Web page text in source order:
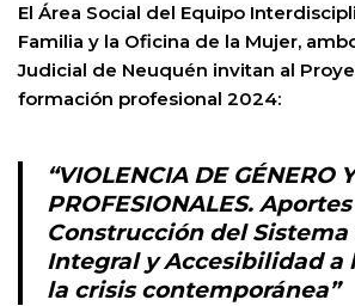
El Área Social del Equipo
Familia y la Oficina de la Mujer,
Judicial de Neuquén invitan al
formación profesional 2024:
“VIOLENCIA DE GÉNERO
PROFESIONALES.
Construcción del
Integral y Accesibilidad a
la crisis contemporánea”